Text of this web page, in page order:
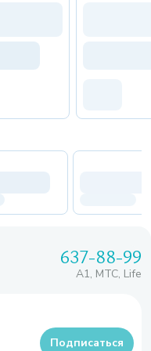
637-88-99
A1, МТС, Life
Подписаться